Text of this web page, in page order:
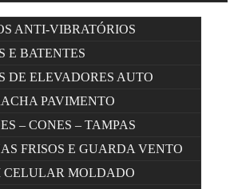
ANTI-VIBRATÓRIOS
E BATENTES
DE ELEVADORES AUTO
PAVIMENTO
– CONES – TAMPAS
FRISOS E GUARDA VENTO
CELULAR MOLDADO